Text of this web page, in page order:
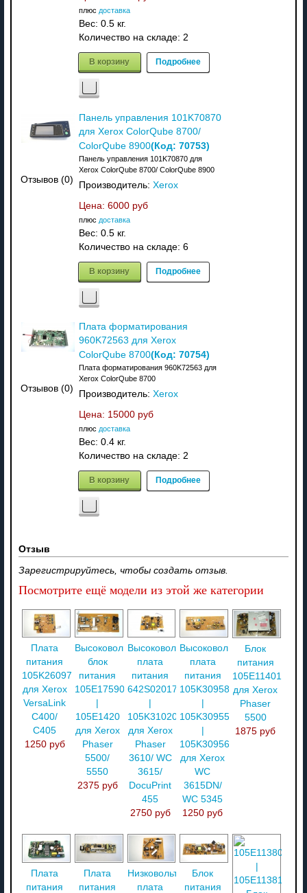
плюс доставка
Вес: 0.5 кг.
Количество на складе: 2
В корзину Подробнее
Отзывов (0)
Панель управления 101K70870
для Xerox ColorQube 8700/
ColorQube 8900(Код: 70753)
Панель управления 101K70870 для
Xerox ColorQube 8700/ ColorQube 8900
Производитель: Xerox
Цена: 6000 руб
плюс доставка
Вес: 0.5 кг.
Количество на складе: 6
В корзину Подробнее
Отзывов (0)
Плата форматирования
960K72563 для Xerox
ColorQube 8700(Код: 70754)
Плата форматирования 960K72563 для
Xerox ColorQube 8700
Производитель: Xerox
Цена: 15000 руб
плюс доставка
Вес: 0.4 кг.
Количество на складе: 2
В корзину Подробнее
Отзыв
Зарегистрируйтесь, чтобы создать отзыв.
Посмотрите ещё модели из этой же категории
Плата
питания
105K26097
для Xerox
VersaLink
C400/
C405
1250 руб
Высоковольтный
блок
питания
105E17590
105E1420
для Xerox
Phaser
5500/
5550
2375 руб
Высоковольтная
плата
питания
642S02017
105K31020
для Xerox
Phaser
3610/ WC
3615/
DocuPrint
455
2750 руб
Высоковольтная
плата
питания
105K30958105K30954
105K30955
105K30956
для Xerox
WC
3615DN/
WC 5345
1250 руб
Блок
питания
105E11401
для Xerox
Phaser
5500
1875 руб
Плата
питания
Плата
питания
Низковольтная
плата
Блок
питания